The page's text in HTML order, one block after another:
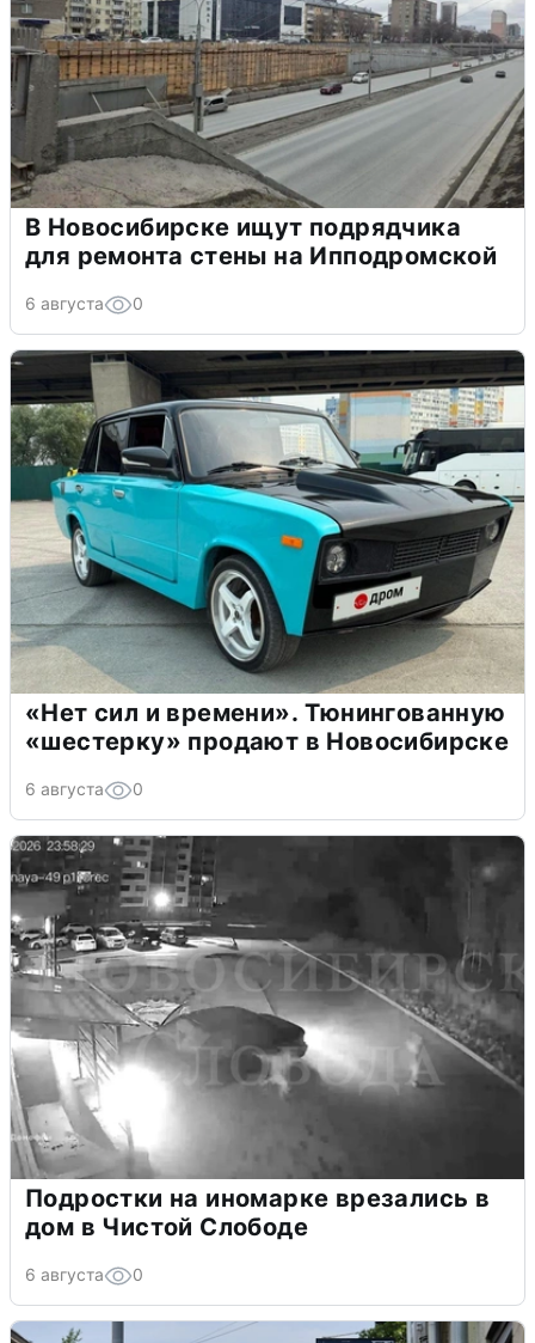
В Новосибирске ищут подрядчика
для ремонта стены на Ипподромской
6 августа 0
«Нет сил и времени». Тюнингованную
«шестерку» продают в Новосибирске
6 августа 0
Подростки на иномарке врезались в
дом в Чистой Слободе
6 августа 0